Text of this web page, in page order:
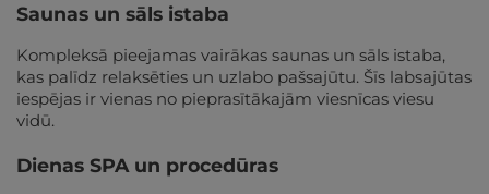
Saunas un sāls istaba
Kompleksā pieejamas vairākas saunas un sāls istaba,
kas palīdz relaksēties un uzlabo pašsajūtu. Šīs labsajūtas
iespējas ir vienas no pieprasītākajām viesnīcas viesu
vidū.
Dienas SPA un procedūras